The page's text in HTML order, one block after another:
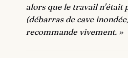
alors que le travail n'était
(débarras de cave
recommande vivement. »